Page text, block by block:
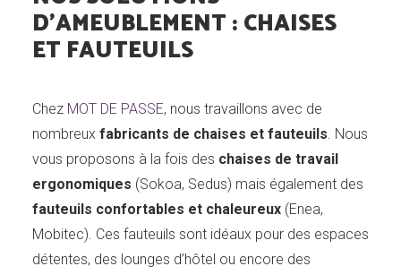
D'AMEUBLEMENT : CHAISES
ET FAUTEUILS
Chez MOT DE PASSE, nous travaillons avec de
nombreux fabricants de chaises et fauteuils. Nous
vous proposons à la fois des chaises de travail
ergonomiques (Sokoa, Sedus) mais également des
fauteuils confortables et chaleureux (Enea,
Mobitec). Ces fauteuils sont idéaux pour des espaces
détentes, des lounges d’hôtel ou encore des